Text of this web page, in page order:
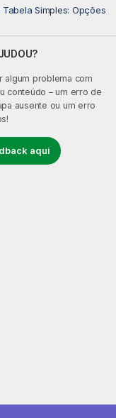
Simples: Opções
algum problema com
conteúdo – um erro de
ausente ou um erro
aqui